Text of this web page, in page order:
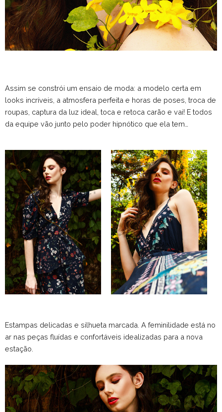
Assim se constrói um ensaio de moda: a modelo certa em
looks incríveis, a atmosfera perfeita e horas de poses, troca de
roupas, captura da luz ideal, toca e retoca carão e vai! E todos
da equipe vão junto pelo poder hipnótico que ela tem…
Estampas delicadas e silhueta marcada. A feminilidade está no
ar nas peças fluídas e confortáveis idealizadas para a nova
estação.